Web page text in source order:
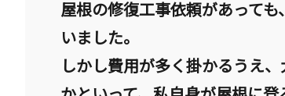
屋根の修復工事依頼があって
いました。
しかし費用が多く掛かるうえ